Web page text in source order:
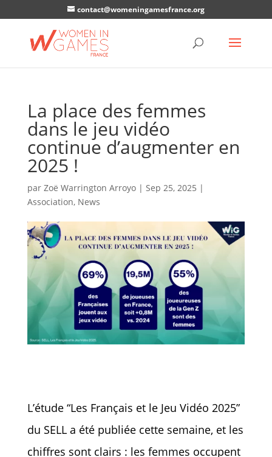
contact@womeningamesfrance.org
La place des femmes
dans le jeu vidéo
continue d’augmenter en
2025 !
par Zoë Warrington Arroyo| Sep 25, 2025 |
Association, News
L’étude “Les Français et le Jeu Vidéo 2025”
du SELL a été publiée cette semaine, et les
chiffres sont clairs : les femmes occupent